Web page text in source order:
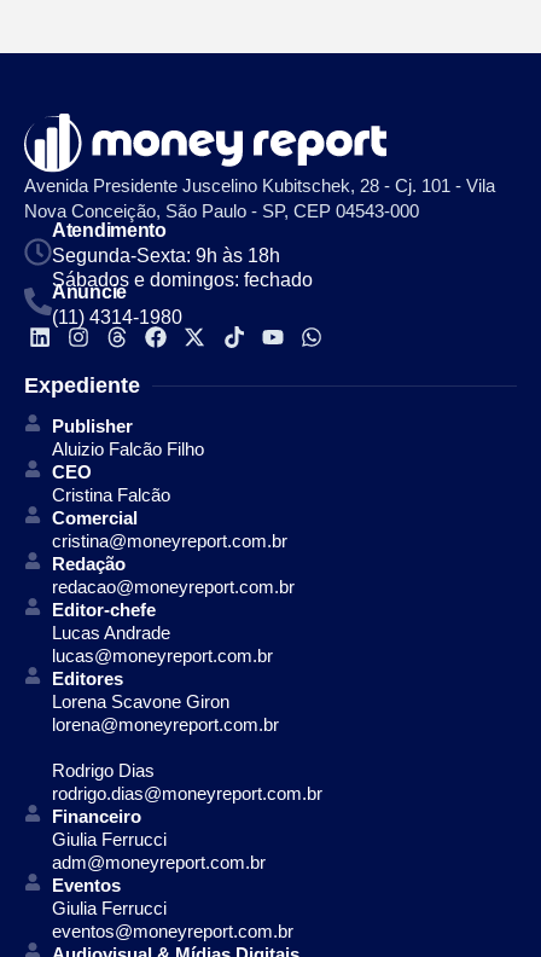
Avenida Presidente Juscelino Kubitschek, 28 - Cj. 101 - Vila
Nova Conceição, São Paulo - SP, CEP 04543-000
Atendimento
Segunda-Sexta: 9h às 18h
Sábados e domingos: fechado
Anuncie
(11) 4314-1980
Expediente
Publisher
Aluizio Falcão Filho
CEO
Cristina Falcão
Comercial
cristina@moneyreport.com.br
Redação
redacao@moneyreport.com.br
Editor-chefe
Lucas Andrade
lucas@moneyreport.com.br
Editores
Lorena Scavone Giron
lorena@moneyreport.com.br
Rodrigo Dias
rodrigo.dias@moneyreport.com.br
Financeiro
Giulia Ferrucci
adm@moneyreport.com.br
Eventos
Giulia Ferrucci
eventos@moneyreport.com.br